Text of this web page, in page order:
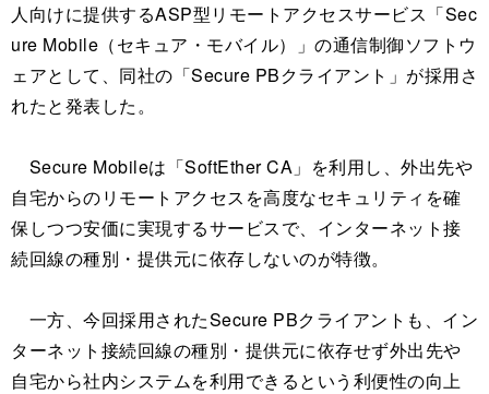
人向けに提供するASP型リモートアクセスサービス「Sec
ure Mobile（セキュア・モバイル）」の通信制御ソフトウ
ェアとして、同社の「Secure PBクライアント」が採用さ
れたと発表した。
Secure Mobileは「SoftEther CA」を利用し、外出先や
自宅からのリモートアクセスを高度なセキュリティを確
保しつつ安価に実現するサービスで、インターネット接
続回線の種別・提供元に依存しないのが特徴。
一方、今回採用されたSecure PBクライアントも、イン
ターネット接続回線の種別・提供元に依存せず外出先や
自宅から社内システムを利用できるという利便性の向上